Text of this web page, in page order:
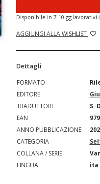
Disponibile in 7-10 gg lavorativi
AGGIUNGI ALLA WISHLIST
Dettagli
FORMATO
EDITORE
TRADUTTORI
S.
EAN
ANNO PUBBLICAZIONE
CATEGORIA
COLLANA / SERIE
LINGUA
ita